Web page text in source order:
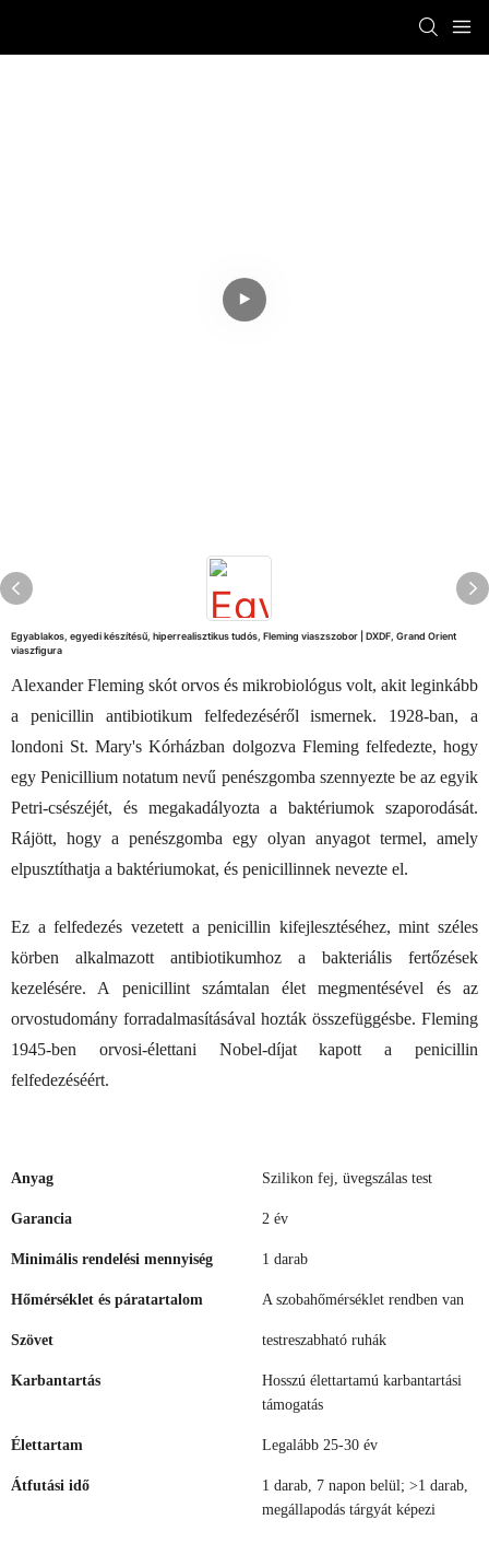
Egyablakos, egyedi készítésű, hiperrealisztikus tudós, Fleming viaszszobor | DXDF, Grand Orient
viaszfigura
Alexander Fleming skót orvos és mikrobiológus volt, akit leginkább
a penicillin antibiotikum felfedezéséről ismernek. 1928-ban, a
londoni St. Mary's Kórházban dolgozva Fleming felfedezte, hogy
egy Penicillium notatum nevű penészgomba szennyezte be az egyik
Petri-csészéjét, és megakadályozta a baktériumok szaporodását.
Rájött, hogy a penészgomba egy olyan anyagot termel, amely
elpusztíthatja a baktériumokat, és penicillinnek nevezte el.
Ez a felfedezés vezetett a penicillin kifejlesztéséhez, mint széles
körben alkalmazott antibiotikumhoz a bakteriális fertőzések
kezelésére. A penicillint számtalan élet megmentésével és az
orvostudomány forradalmasításával hozták összefüggésbe. Fleming
1945-ben orvosi-élettani Nobel-díjat kapott a penicillin
felfedezéséért.
Anyag Szilikon fej, üvegszálas test
Garancia 2 év
Minimális rendelési mennyiség 1 darab
Hőmérséklet és páratartalom A szobahőmérséklet rendben van
Szövet testreszabható ruhák
Karbantartás
Hosszú élettartamú karbantartási
támogatás
Élettartam Legalább 25-30 év
Átfutási idő
1 darab, 7 napon belül; >1 darab,
megállapodás tárgyát képezi